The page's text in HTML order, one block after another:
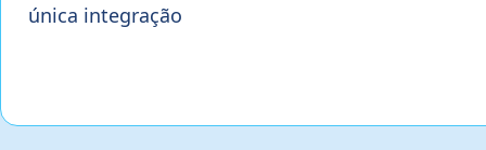
única integração